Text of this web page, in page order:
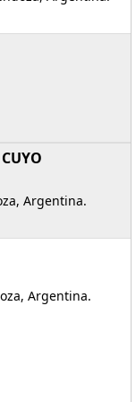
Argentina.
Argentina.